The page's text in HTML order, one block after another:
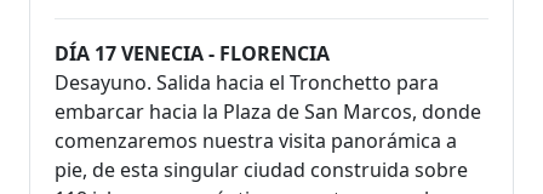
DÍA 17 VENECIA - FLORENCIA
Desayuno. Salida hacia el Tronchetto para
embarcar hacia la Plaza de San Marcos, donde
comenzaremos nuestra visita panorámica a
pie, de esta singular ciudad construida sobre